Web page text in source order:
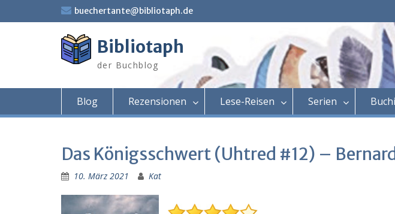
buechertante@bibliotaph.de
Bibliotaph
der Buchblog
Blog Rezensionen Lese-Reisen Serien
Das Königsschwert (Uhtred #12) – Bernard
10. März 2021 Kat